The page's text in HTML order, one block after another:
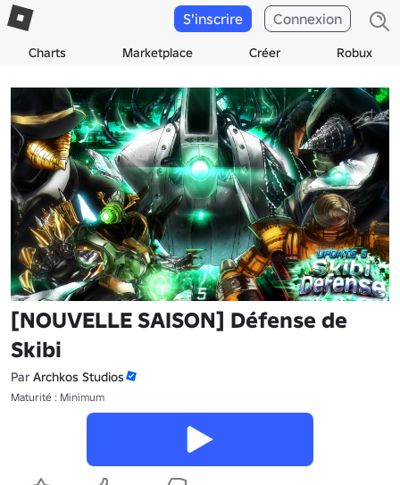
Charts Marketplace Créer Robux
S'inscrire Connexion
[NOUVELLE SAISON] Défense de
Skibi
Par Archkos Studios
Maturité : Minimum